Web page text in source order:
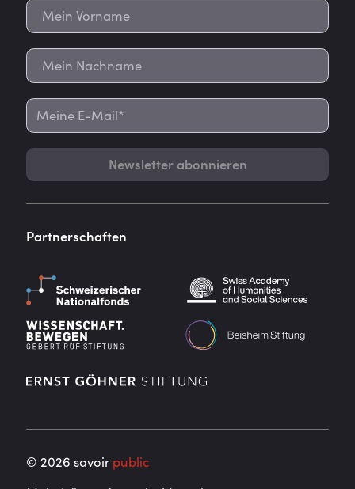
Newsletter abonnieren
Partnerschaften
©2026 savoirpublic